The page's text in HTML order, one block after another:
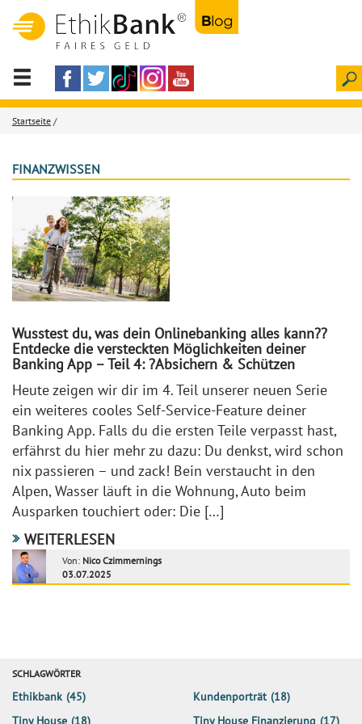
Startseite /
FINANZWISSEN
Wusstest du, was dein Onlinebanking alles kann??
Entdecke die versteckten Möglichkeiten deiner
Banking App – Teil 4: ?️Absichern & Schützen
Heute zeigen wir dir im 4. Teil unserer neuen Serie
ein weiteres cooles Self-Service-Feature deiner
Banking App. Falls du die ersten Teile verpasst hast,
erfährst du hier mehr zu dazu: Du denkst, wird schon
nix passieren – und zack! Bein verstaucht in den
Alpen, Wasser läuft in die Wohnung, Auto beim
Ausparken touchiert oder: Die […]
WEITERLESEN
Von: Nico Czimmernings
03.07.2025
SCHLAGWÖRTER
Ethikbank (45) Kundenporträt (18)
Tiny House (18) Tiny House Finanzierung (17)